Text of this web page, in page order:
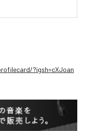
?igsh=cXJoan